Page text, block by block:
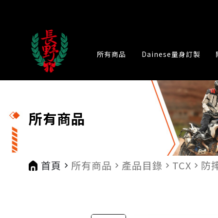
所有商品 Dainese量身訂製
所有商品
首頁 navigate_next 所有商品 navigate_next 產品目錄 navigate_next TCX navigate_next 防